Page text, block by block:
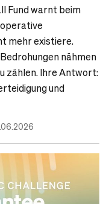
Fund warnt beim
mehr existiere.
nähmen
zählen. Ihre Antwort:
und